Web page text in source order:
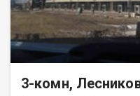
3-комн,